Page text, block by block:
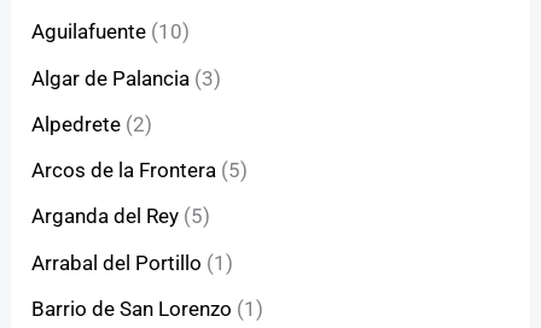
Aguilafuente (10)
Algar de Palancia (3)
Alpedrete (2)
Arcos de la Frontera (5)
Arganda del Rey (5)
Arrabal del Portillo (1)
Barrio de San Lorenzo (1)